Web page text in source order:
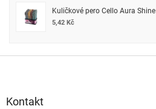
Kuličkové pero Cello Aura Shine
5,42 Kč
Kontakt